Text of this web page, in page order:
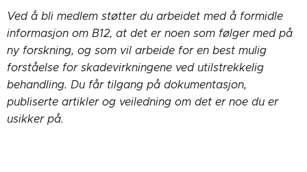
Ved å bli medlem støtter du arbeidet med å formidle
informasjon om B12, at det er noen som følger med på
ny forskning, og som vil arbeide for en best mulig
forståelse for skadevirkningene ved utilstrekkelig
behandling. Du får tilgang på dokumentasjon,
publiserte artikler og veiledning om det er noe du er
usikker på.